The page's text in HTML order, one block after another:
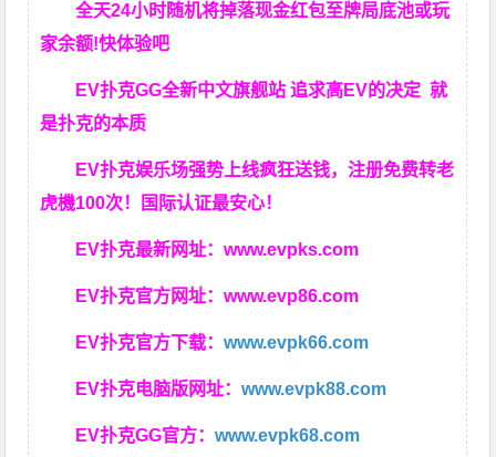
全天24小时随机将掉落现金红包至牌局底池或玩
家余额!快体验吧
EV扑克GG全新中文旗舰站 追求高EV的决定就
是扑克的本质
EV扑克娱乐场强势上线疯狂送钱，注册免费转老
虎機100次！国际认证最安心！
EV扑克最新网址：www.evpks.com
EV扑克官方网址：www.evp86.com
EV扑克官方下载：www.evpk66.com
EV扑克电脑版网址：www.evpk88.com
EV扑克GG官方：www.evpk68.com